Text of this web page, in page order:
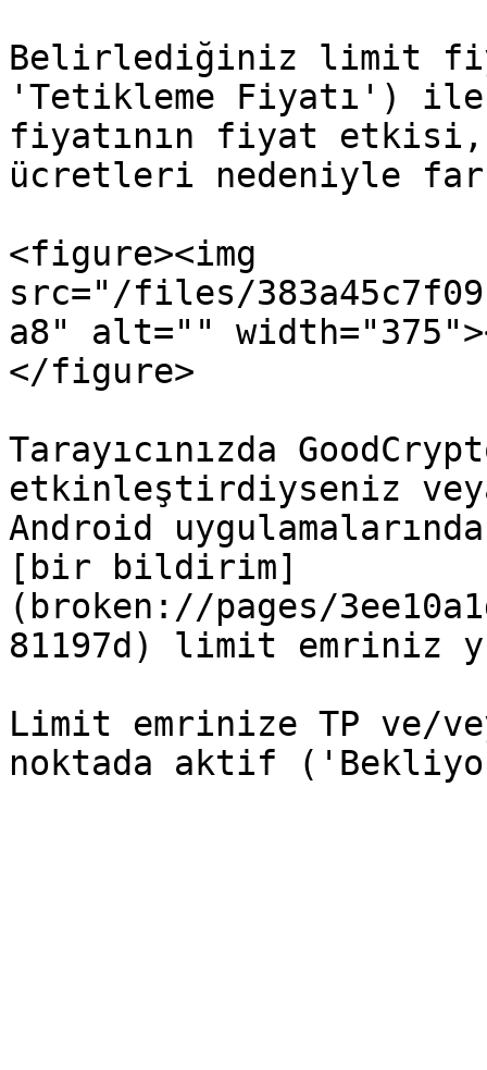
Belirlediğiniz limit
'Tetikleme Fiyatı') ile
fiyatının fiyat etkisi,
ücretleri nedeniyle
<figure><img
src="/files/
a8" alt=""
</figure>
Tarayıcınızda
etkinleştirdiyseniz
Android
[bir bildirim]
(broken://pages/
81197d) limit emriniz
Limit emrinize TP ve/